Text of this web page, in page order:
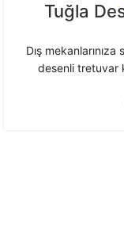
Tuğla
Dış
desenli tretuvar